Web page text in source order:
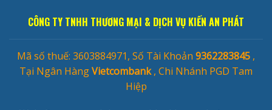
CÔNG TY TNHH THƯƠNG MẠI & DỊCH VỤ KIẾN AN PHÁT
Mã số thuế: 3603884971, Số Tài Khoản 9362283845 ,
Tại Ngân HàngVietcombank, Chi Nhánh PGD Tam
Hiệp